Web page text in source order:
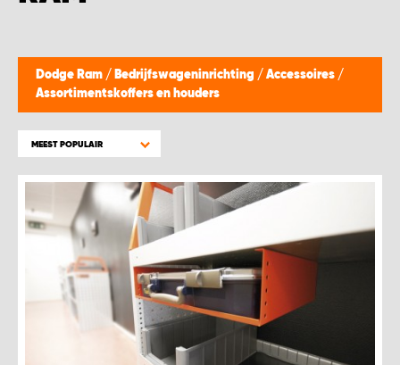
Dodge Ram / Bedrijfswageninrichting / Accessoires /
Assortimentskoffers en houders
MEEST POPULAIR
WORK SYSTEM ELST
WORK SYSTEM GORREDIJK
WORK SYSTEM GRONINGEN
WORK SYSTEM HARDERWIJK
WORK SYSTEM HARMELEN
WORK SYSTEM HARTWERD